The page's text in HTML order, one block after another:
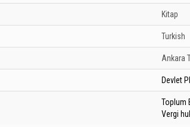
Kitap
Turkish
Ankara
Devlet
Toplum
Vergi